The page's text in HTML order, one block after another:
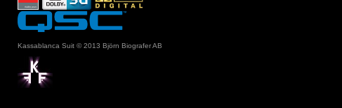
Kassablanca Suit © 2013 Björn Biografer AB